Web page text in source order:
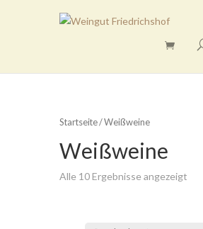
Startseite/ Weißweine
Weißweine
Alle 10 Ergebnisse angezeigt